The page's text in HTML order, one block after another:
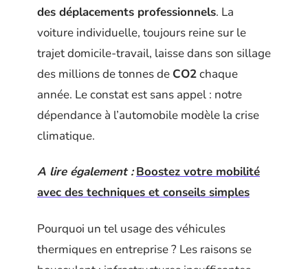
des déplacements professionnels. La
voiture individuelle, toujours reine sur le
trajet domicile-travail, laisse dans son sillage
des millions de tonnes de CO2chaque
année. Le constat est sans appel : notre
dépendance à l’automobile modèle la crise
climatique.
A lire également : Boostez votre mobilité
avec des techniques et conseils simples
Pourquoi un tel usage des véhicules
thermiques en entreprise ? Les raisons se